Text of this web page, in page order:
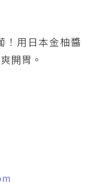
！用日本金柚醬
開胃。